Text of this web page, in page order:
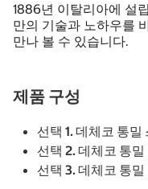
1886년 이탈리아에 설
만의 기술과 노하우를
만나 볼 수 있습니다.
제품 구성
선택 1. 데체코 통
선택 2. 데체코 통
선택 3. 데체코 통